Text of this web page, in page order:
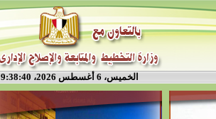
الخميس، 6 أغسطس 2026، 9:38:40 م